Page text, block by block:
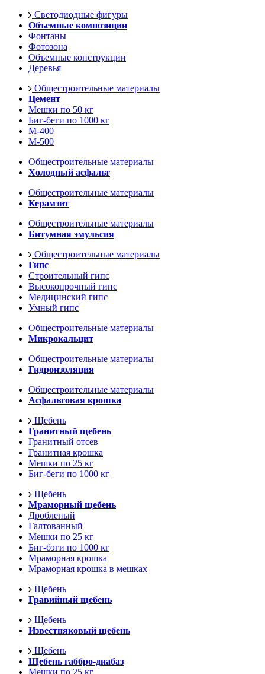
Светодиодные фигуры
Объемные композиции
Фонтаны
Фотозона
Объемные конструкции
Деревья
Общестроительные материалы
Цемент
Мешки по 50 кг
Биг-беги по 1000 кг
М-400
М-500
Общестроительные материалы
Холодный асфальт
Общестроительные материалы
Керамзит
Общестроительные материалы
Битумная эмульсия
Общестроительные материалы
Гипс
Строительный гипс
Высокопрочный гипс
Медицинский гипс
Умный гипс
Общестроительные материалы
Микрокальцит
Общестроительные материалы
Гидроизоляция
Общестроительные материалы
Асфальтовая крошка
Щебень
Гранитный щебень
Гранитный отсев
Гранитная крошка
Мешки по 25 кг
Биг-беги по 1000 кг
Щебень
Мраморный щебень
Дробленый
Галтованный
Мешки по 25 кг
Биг-бэги по 1000 кг
Мраморная крошка
Мраморная крошка в мешках
Щебень
Гравийный щебень
Щебень
Известняковый щебень
Щебень
Щебень габбро-диабаз
Мешки по 25 кг